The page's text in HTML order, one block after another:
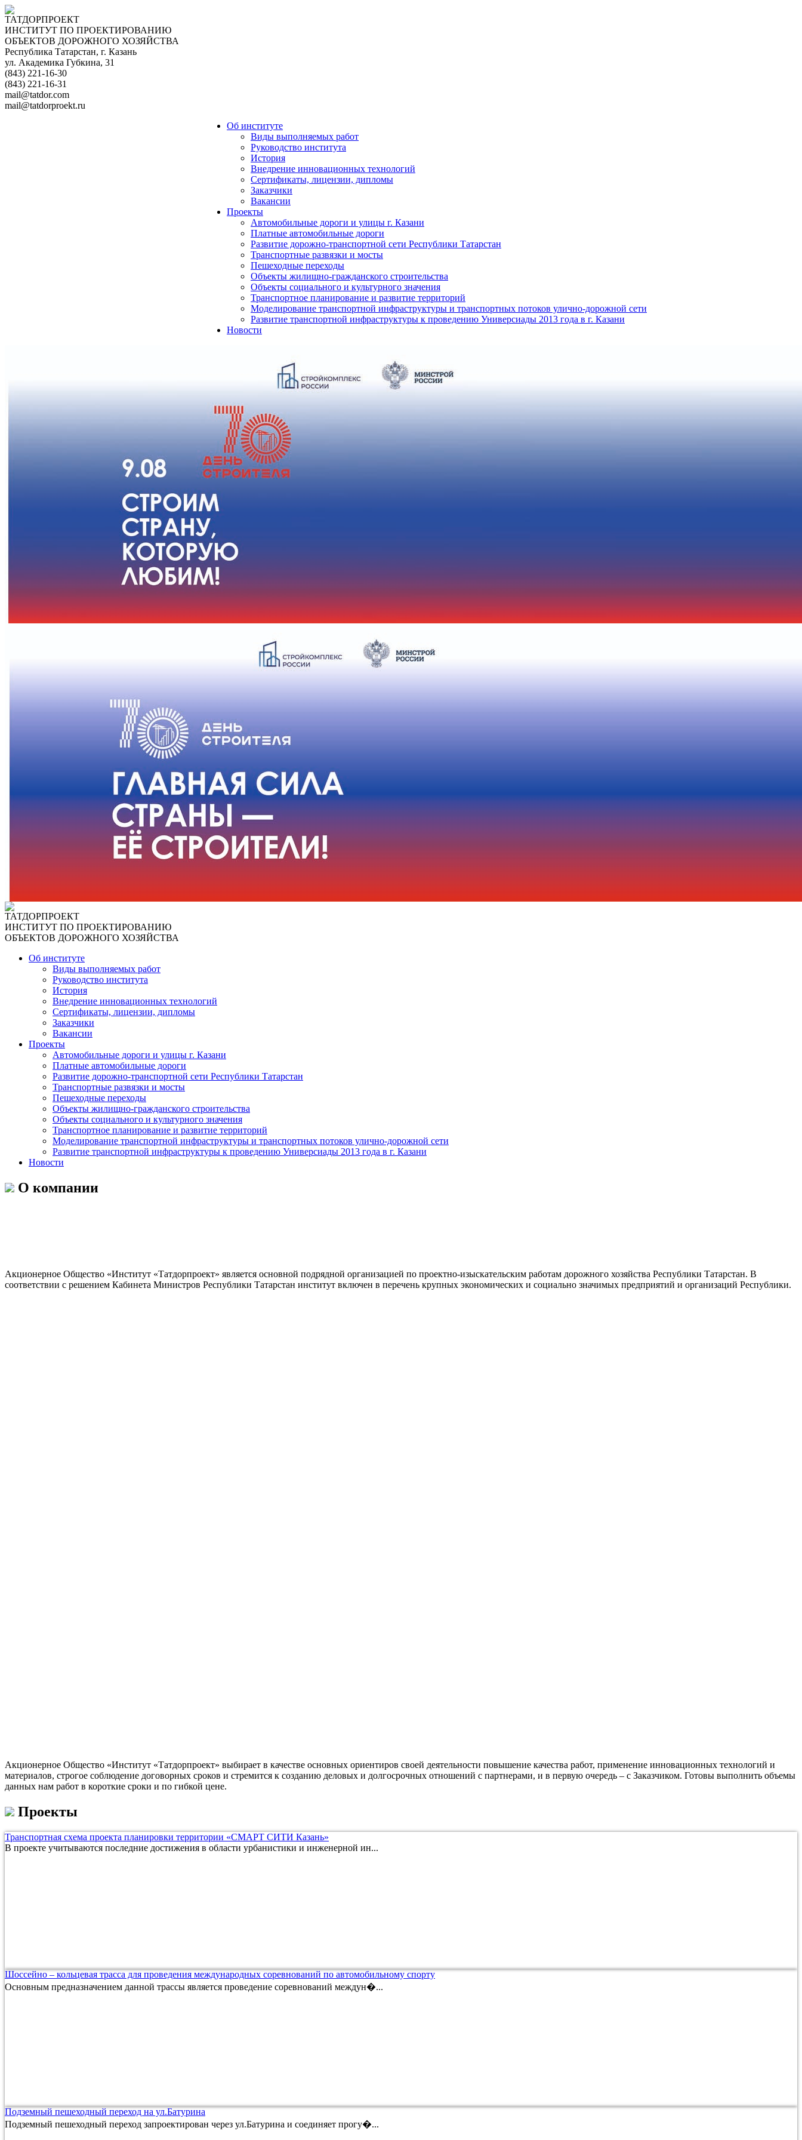
ТАТДОРПРОЕКТ
ИНСТИТУТ ПО ПРОЕКТИРОВАНИЮ
ОБЪЕКТОВ ДОРОЖНОГО ХОЗЯЙСТВА
Республика Татарстан, г. Казань
ул. Академика Губкина, 31
(843) 221-16-30
(843) 221-16-31
mail@tatdor.com
mail@tatdorproekt.ru
Об институте
Виды выполняемых работ
Руководство института
История
Внедрение инновационных технологий
Сертификаты, лицензии, дипломы
Заказчики
Вакансии
Проекты
Автомобильные дороги и улицы г. Казани
Платные автомобильные дороги
Развитие дорожно-транспортной сети Республики Татарстан
Транспортные развязки и мосты
Пешеходные переходы
Объекты жилищно-гражданского строительства
Объекты социального и культурного значения
Транспортное планирование и развитие территорий
Моделирование транспортной инфраструктуры и транспортных потоков улично-дорожной сети
Развитие транспортной инфраструктуры к проведению Универсиады 2013 года в г. Казани
Новости
ТАТДОРПРОЕКТ
ИНСТИТУТ ПО ПРОЕКТИРОВАНИЮ
ОБЪЕКТОВ ДОРОЖНОГО ХОЗЯЙСТВА
Об институте
Виды выполняемых работ
Руководство института
История
Внедрение инновационных технологий
Сертификаты, лицензии, дипломы
Заказчики
Вакансии
Проекты
Автомобильные дороги и улицы г. Казани
Платные автомобильные дороги
Развитие дорожно-транспортной сети Республики Татарстан
Транспортные развязки и мосты
Пешеходные переходы
Объекты жилищно-гражданского строительства
Объекты социального и культурного значения
Транспортное планирование и развитие территорий
Моделирование транспортной инфраструктуры и транспортных потоков улично-дорожной сети
Развитие транспортной инфраструктуры к проведению Универсиады 2013 года в г. Казани
Новости
О компании
Акционерное Общество «Институт «Татдорпроект» является основной подрядной организацией по проектно-изыскательским работам дорожного хозяйства Республики Татарстан. В
соответствии с решением Кабинета Министров Республики Татарстан институт включен в перечень крупных экономических и социально значимых предприятий и организаций Республики.
Акционерное Общество «Институт «Татдорпроект» выбирает в качестве основных ориентиров своей деятельности повышение качества работ, применение инновационных технологий и
материалов, строгое соблюдение договорных сроков и стремится к созданию деловых и долгосрочных отношений с партнерами, и в первую очередь – с Заказчиком. Готовы выполнить объемы
данных нам работ в короткие сроки и по гибкой цене.
Проекты
Транспортная схема проекта планировки территории «СМАРТ СИТИ Казань»
В проекте учитываются последние достижения в области урбанистики и инженерной ин...
Шоссейно – кольцевая трасса для проведения международных соревнований по автомобильному спорту
Основным предназначением данной трассы является проведение соревнований междун�...
Подземный пешеходный переход на ул.Батурина
Подземный пешеходный переход запроектирован через ул.Батурина и соединяет прогу�...